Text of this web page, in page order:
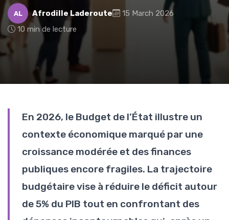
AL Afrodille Laderoute
15 March 2026
10 min de lecture
En 2026, le Budget de l’État illustre un
contexte économique marqué par une
croissance modérée et des finances
publiques encore fragiles. La trajectoire
budgétaire vise à réduire le déficit autour
de 5% du PIB tout en confrontant des